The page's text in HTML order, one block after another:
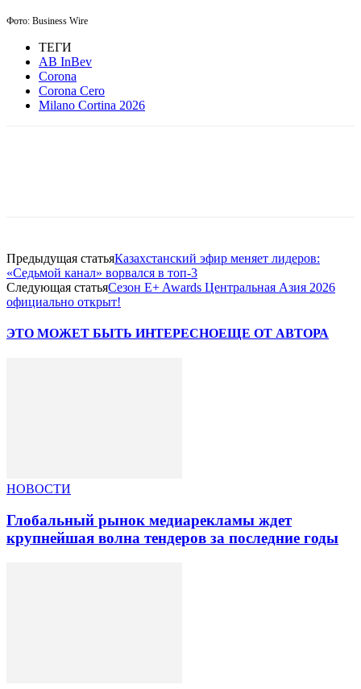
Фото: Business Wire
ТЕГИ
AB InBev
Corona
Corona Cero
Milano Cortina 2026
Предыдущая статьяКазахстанский эфир меняет лидеров:
«Седьмой канал» ворвался в топ-3
Следующая статьяСезон E+ Awards Центральная Азия 2026
официально открыт!
ЭТО МОЖЕТ БЫТЬ ИНТЕРЕСНОЕЩЕ ОТ АВТОРА
НОВОСТИ
Глобальный рынок медиарекламы ждет
крупнейшая волна тендеров за последние годы